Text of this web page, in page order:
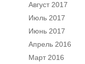
Август 2017
Июль 2017
Июнь 2017
Апрель 2016
Март 2016